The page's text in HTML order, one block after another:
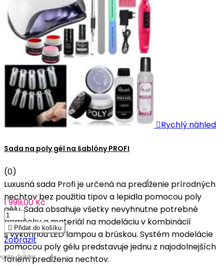
Rychlý náhled
Sada na poly gél na šablóny PROFI
(0)
Luxusná sada Profi je určená na predĺženie prírodných
nechtov bez použitia tipov a lepidla pomocou poly
gélu. Sada obsahuje všetky nevyhnutne potrebné
pomôcky a materiál na modeláciu v kombinácií
s výkonnou LED lampou a brúskou. Systém modelácie
pomocou poly gélu predstavuje jednu z najodolnejších
foriem predĺženia nechtov.
1 999,00 Kč
 Přidat do košíku
Zobrazit